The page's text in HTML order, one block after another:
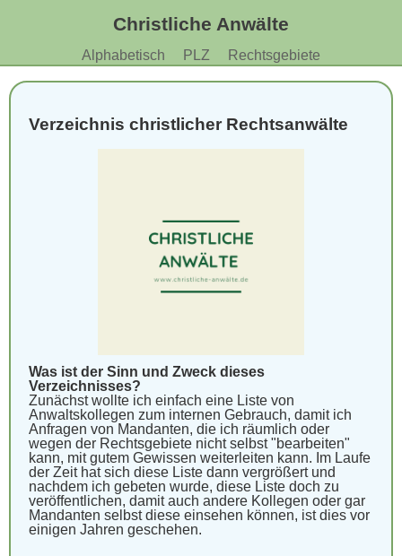
Christliche Anwälte
Alphabetisch PLZ Rechtsgebiete
Verzeichnis christlicher Rechtsanwälte
Was ist der Sinn und Zweck dieses
Verzeichnisses?
Zunächst wollte ich einfach eine Liste von
Anwaltskollegen zum internen Gebrauch, damit ich
Anfragen von Mandanten, die ich räumlich oder
wegen der Rechtsgebiete nicht selbst "bearbeiten"
kann, mit gutem Gewissen weiterleiten kann. Im Laufe
der Zeit hat sich diese Liste dann vergrößert und
nachdem ich gebeten wurde, diese Liste doch zu
veröffentlichen, damit auch andere Kollegen oder gar
Mandanten selbst diese einsehen können, ist dies vor
einigen Jahren geschehen.